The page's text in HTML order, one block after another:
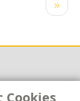
Cookies
Next
page
››